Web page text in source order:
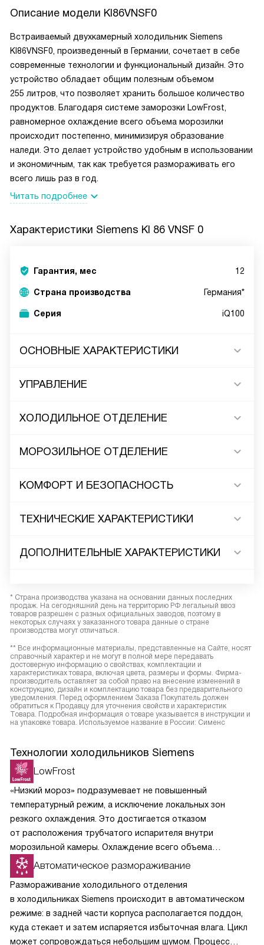
Описание модели KI86VNSF0
Встраиваемый двухкамерный холодильник Siemens
KI86VNSF0, произведенный в Германии, сочетает в себе
современные технологии и функциональный дизайн. Это
устройство обладает общим полезным объемом
255 литров, что позволяет хранить большое количество
продуктов. Благодаря системе заморозки LowFrost,
равномерное охлаждение всего объема морозилки
происходит постепенно, минимизируя образование
наледи. Это делает устройство удобным в использовании
и экономичным, так как требуется размораживать его
всего лишь раз в год.
Читать подробнее
Характеристики Siemens KI 86 VNSF 0
Гарантия, мес 12
Страна производства Германия*
Серия iQ100
ОСНОВНЫЕ ХАРАКТЕРИСТИКИ
УПРАВЛЕНИЕ
ХОЛОДИЛЬНОЕ ОТДЕЛЕНИЕ
МОРОЗИЛЬНОЕ ОТДЕЛЕНИЕ
КОМФОРТ И БЕЗОПАСНОСТЬ
ТЕХНИЧЕСКИЕ ХАРАКТЕРИСТИКИ
ДОПОЛНИТЕЛЬНЫЕ ХАРАКТЕРИСТИКИ
* Страна производства указана на основании данных последних
продаж. На сегодняшний день на территорию РФ легальный ввоз
товаров разрешен с разных официальных заводов, поэтому в
некоторых случаях у заказанного товара данные о стране
производства могут отличаться.
** Все информационные материалы, представленные на Сайте, носят
справочный характер и не могут в полной мере передавать
достоверную информацию о свойствах, комплектации и
характеристиках товара, включая цвета, размеры и формы. Фирма-
производитель оставляет за собой право на внесение изменений в
конструкцию, дизайн и комплектацию товара без предварительного
уведомления. Перед оформлением Заказа Покупатель должен
обратиться к Продавцу для уточнения свойств и характеристик
Товара. Подробная информация о товаре указывается в инструкции и
на упаковке товара. Используемое название в России: Сименс
Технологии холодильников Siemens
LowFrost
«Низкий мороз» подразумевает не повышенный
температурный режим, а исключение локальных зон
резкого охлаждения. Это достигается отказом
от расположения трубчатого испарителя внутри
морозильной камеры. Охлаждение всего объема
морозилки происходит равномерно и постепенно, что
сводит выпадение конденсата и последующее
образование наледи к минимуму. Холодильники
c конструкцией LowFrost достаточно размораживать
всего лишь один раз в год.
Автоматическое размораживание
Размораживание холодильного отделения
в холодильниках Siemens происходит в автоматическом
режиме: в задней части корпуса располагается поддон,
куда стекает и затем испаряется избыточная влага. Цикл
может сопровождаться небольшим шумом. Процесс